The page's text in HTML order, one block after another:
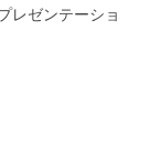
レゼンテーショ